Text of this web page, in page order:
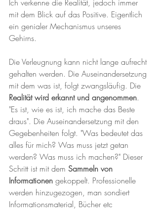
Ich verkenne die Realität, jedoch immer
mit dem Blick auf das Positive. Eigentlich
ein genialer Mechanismus unseres
Gehirns.
Die Verleugnung kann nicht lange aufrecht
gehalten werden. Die Auseinandersetzung
mit dem was ist, folgt zwangsläufig. Die
Realität wird erkannt und angenommen.
"Es ist, wie es ist, ich mache das Beste
draus". Die Auseinandersetzung mit den
Gegebenheiten folgt. "Was bedeutet das
alles für mich? Was muss jetzt getan
werden? Was muss ich machen?" Dieser
Schritt ist mit dem Sammeln von
Informationen gekoppelt. Professionelle
werden hinzugezogen, man sondiert
Informationsmaterial, Bücher etc